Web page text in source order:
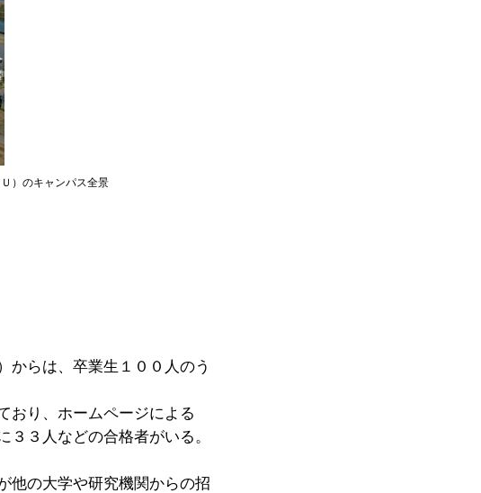
）のキャンパス全景
らは、卒業生１００人のう
おり、ホームページによる
３人などの合格者がいる。
他の大学や研究機関からの招